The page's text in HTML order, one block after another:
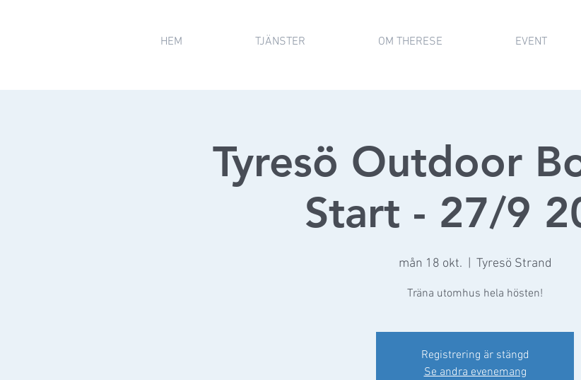
HEM
TJÄNSTER OM THERESE EVENT
Tyresö Outdoor
Start - 27/9
mån 18 okt. Tyresö Strand
Träna utomhus hela hösten!
Registrering är stängd
Se andra evenemang